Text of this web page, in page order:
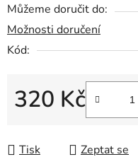
Můžeme doručit do:
Možnosti doručení
Kód:
320 Kč
Tisk Zeptat se